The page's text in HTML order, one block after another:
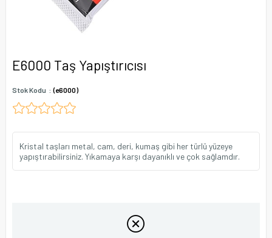
E6000 Taş Yapıştırıcısı
Stok Kodu (e6000)
Kristal taşları metal, cam, deri, kumaş gibi her türlü yüzeye
yapıştırabilirsiniz. Yıkamaya karşı dayanıklı ve çok sağlamdır.